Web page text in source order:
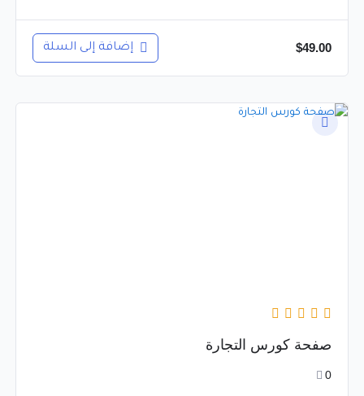
$49.00 إضافة إلى السلة
صفحة كورس التجارة
0